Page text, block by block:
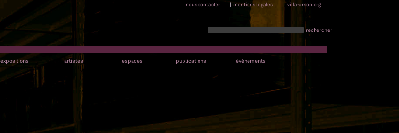
nous contacter | mentions légales | villa-arson.org
rechercher
expositions artistes espaces publications événements